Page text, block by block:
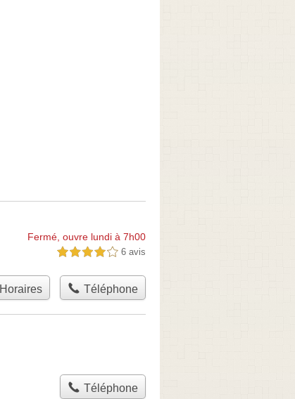
Fermé, ouvre lundi à 7h00
4,0 étoiles sur 5 6 avis
Horaires Téléphone
Téléphone